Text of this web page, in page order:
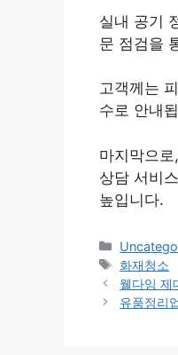
실내 공기
문 점검을
고객께는
수로 안내
마지막으
상담 서비
높입니다.
카
테
고
리
태
그
화재청소
웰다잉 제
유품정리